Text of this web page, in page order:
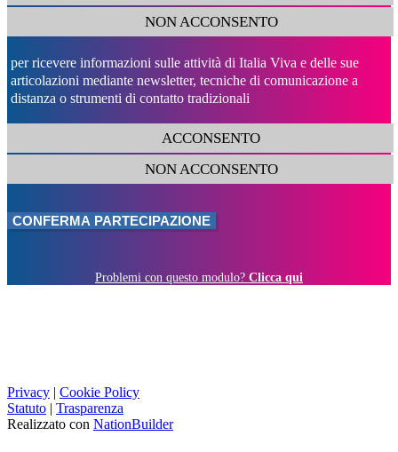
NON ACCONSENTO
per ricevere informazioni sulle attività di Italia Viva e delle sue
articolazioni mediante newsletter, tecniche di comunicazione a
distanza o strumenti di contatto tradizionali
ACCONSENTO
NON ACCONSENTO
Problemi con questo modulo? Clicca qui
Privacy | Cookie Policy
Statuto | Trasparenza
Realizzato con NationBuilder